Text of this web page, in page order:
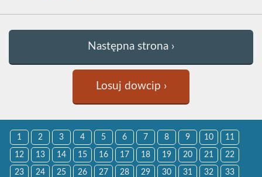
Następna strona ›
Losuj dowcip ›
1 2 3 4 5 6 7 8 9 10 11
12 13 14 15 16 17 18 19 20 21 22
23 24 25 26 27 28 29 30 31 32 33